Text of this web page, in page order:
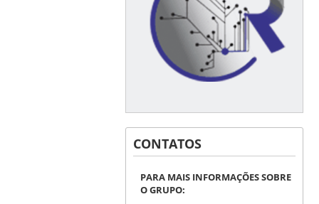
CONTATOS
PARA MAIS INFORMAÇÕES SOBRE
O GRUPO: